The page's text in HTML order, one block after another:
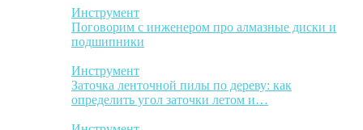
Инструмент
Поговорим с инженером про алмазные диски и
подшипники
Инструмент
Заточка ленточной пилы по дереву: как
определить угол заточки летом и…